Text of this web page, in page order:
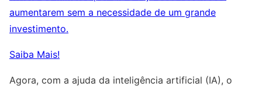
aumentarem sem a necessidade de um grande
investimento.
Saiba Mais!
Agora, com a ajuda da inteligência artificial (IA), o